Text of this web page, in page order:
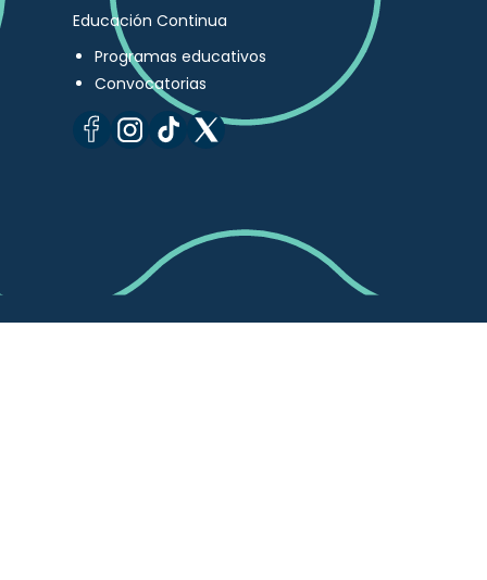
Educación Continua
Programas educativos
Convocatorias